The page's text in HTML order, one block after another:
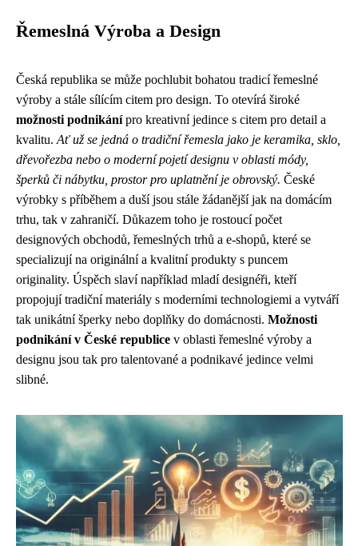
Řemeslná Výroba a Design
Česká republika se může pochlubit bohatou tradicí řemeslné
výroby a stále sílícím citem pro design. To otevírá široké
možnosti podnikánípro kreativní jedince s citem pro detail a
kvalitu. Ať už se jedná o tradiční řemesla jako je keramika, sklo,
dřevořezba nebo o moderní pojetí designu v oblasti módy,
šperků či nábytku, prostor pro uplatnění je obrovský. České
výrobky s příběhem a duší jsou stále žádanější jak na domácím
trhu, tak v zahraničí. Důkazem toho je rostoucí počet
designových obchodů, řemeslných trhů a e-shopů, které se
specializují na originální a kvalitní produkty s puncem
originality. Úspěch slaví například mladí designéři, kteří
propojují tradiční materiály s moderními technologiemi a vytváří
tak unikátní šperky nebo doplňky do domácnosti. Možnosti
podnikání v České republice v oblasti řemeslné výroby a
designu jsou tak pro talentované a podnikavé jedince velmi
slibné.